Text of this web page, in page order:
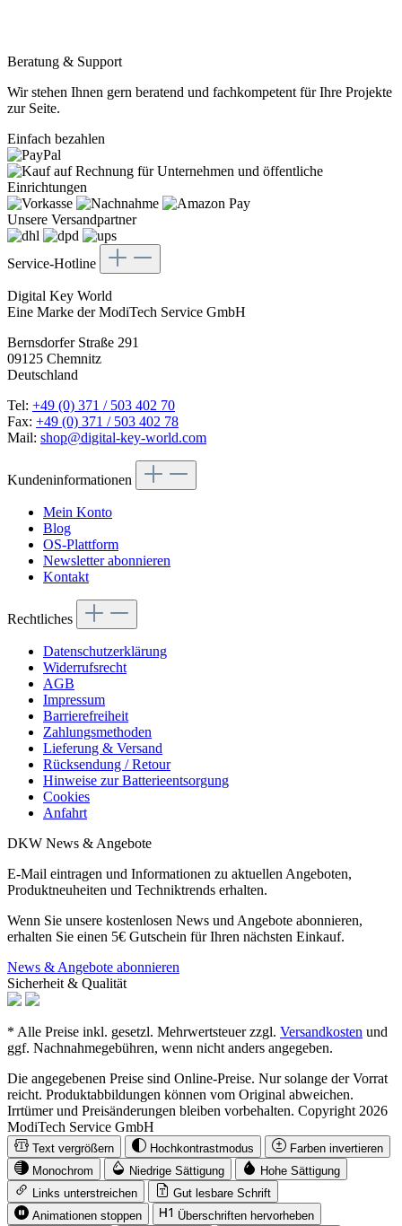
Beratung & Support
Wir stehen Ihnen gern beratend und fachkompetent für Ihre Projekte
zur Seite.
Einfach bezahlen
Unsere Versandpartner
Service-Hotline
Digital Key World
Eine Marke der ModiTech Service GmbH
Bernsdorfer Straße 291
09125 Chemnitz
Deutschland
Tel: +49 (0) 371 / 503 402 70
Fax: +49 (0) 371 / 503 402 78
Mail: shop@digital-key-world.com
Kundeninformationen
Mein Konto
Blog
OS-Plattform
Newsletter abonnieren
Kontakt
Rechtliches
Datenschutzerklärung
Widerrufsrecht
AGB
Impressum
Barrierefreiheit
Zahlungsmethoden
Lieferung & Versand
Rücksendung / Retour
Hinweise zur Batterieentsorgung
Cookies
Anfahrt
DKW News & Angebote
E-Mail eintragen und Informationen zu aktuellen Angeboten,
Produktneuheiten und Techniktrends erhalten.
Wenn Sie unsere kostenlosen News und Angebote abonnieren,
erhalten Sie einen 5€ Gutschein für Ihren nächsten Einkauf.
News & Angebote abonnieren
Sicherheit & Qualität
* Alle Preise inkl. gesetzl. Mehrwertsteuer zzgl. Versandkosten und
ggf. Nachnahmegebühren, wenn nicht anders angegeben.
Die angegebenen Preise sind Online-Preise. Nur solange der Vorrat
reicht. Produktabbildungen können vom Original abweichen.
Irrtümer und Preisänderungen bleiben vorbehalten. Copyright 2026
ModiTech Service GmbH
Text vergrößern Hochkontrastmodus
Farben invertieren
Monochrom
Niedrige Sättigung
Hohe Sättigung
Links unterstreichen
Gut lesbare Schrift
Animationen stoppen
Überschriften hervorheben